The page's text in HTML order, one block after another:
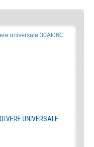
UNIVERSALE